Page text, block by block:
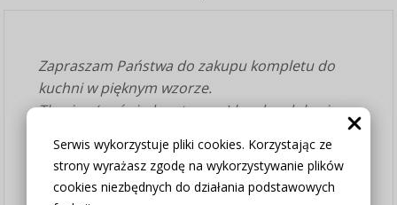
Serwis wykorzystuje pliki cookies. Korzystając ze
strony wyrażasz zgodę na wykorzystywanie plików
cookies niezbędnych do działania podstawowych
Zapraszam Państwa do zakupu kompletu do
kuchni w pięknym wzorze.
Tkanina (wzór jednostronny) bardzo dobrej
Zawieszenie - taśma marszcząca.
Szerokość i wysokość zasłon